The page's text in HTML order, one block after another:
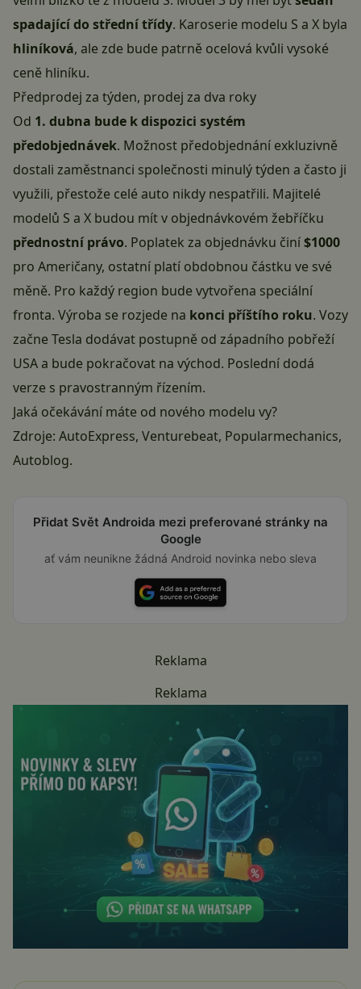
spadající do střední třídy. Karoserie modelu S a X byla
hliníková, ale zde bude patrně ocelová kvůli vysoké
ceně hliníku.
Předprodej za týden, prodej za dva roky
Od 1. dubna bude k dispozici systém
předobjednávek. Možnost předobjednání exkluzivně
dostali zaměstnanci společnosti minulý týden a často ji
využili, přestože celé auto nikdy nespatřili. Majitelé
modelů S a X budou mít v objednávkovém žebříčku
přednostní právo. Poplatek za objednávku činí$1000
pro Američany, ostatní platí obdobnou částku ve své
měně. Pro každý region bude vytvořena speciální
fronta. Výroba se rozjede na konci příštího roku. Vozy
začne Tesla dodávat postupně od západního pobřeží
USA a bude pokračovat na východ. Poslední dodá
verze s pravostranným řízením.
Jaká očekávání máte od nového modelu vy?
Zdroje: AutoExpress, Venturebeat, Popularmechanics,
Autoblog.
Přidat Svět Androida mezi preferované stránky na
Google
ať vám neunikne žádná Android novinka nebo sleva
Reklama
Reklama